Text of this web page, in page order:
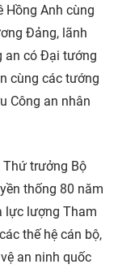
Hồng Anh cùng
Đảng, lãnh
an có Đại tướng
cùng các tướng
Công an nhân
trưởng Bộ
thống 80 năm
lực lượng Tham
thế hệ cán bộ,
an ninh quốc